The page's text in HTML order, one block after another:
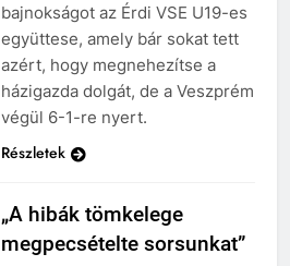
bajnokságot az Érdi VSE U19-es
együttese, amely bár sokat tett
azért, hogy megnehezítse a
házigazda dolgát, de a Veszprém
végül 6-1-re nyert.
Részletek
„A hibák tömkelege
megpecsételte sorsunkat”